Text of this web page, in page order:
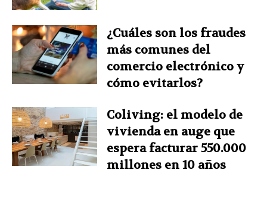
¿Cuáles son los fraudes
más comunes del
comercio electrónico y
cómo evitarlos?
Coliving: el modelo de
vivienda en auge que
espera facturar 550.000
millones en 10 años